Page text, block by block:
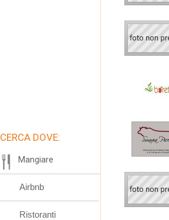
CERCA DOVE:
Mangiare
Airbnb
Ristoranti